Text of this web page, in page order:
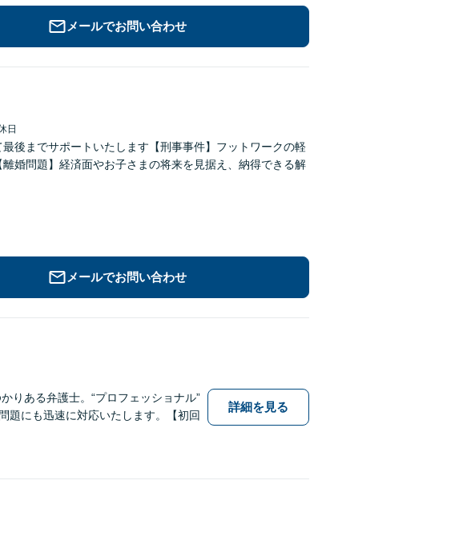
メールでお問い合わせ
日
後までサポートいたします【刑事事件】フットワークの軽
婚問題】経済面やお子さまの将来を見据え、納得できる解
メールでお問い合わせ
りある弁護士。“プロフェッショナル”
題にも迅速に対応いたします。【初回
詳細を見る